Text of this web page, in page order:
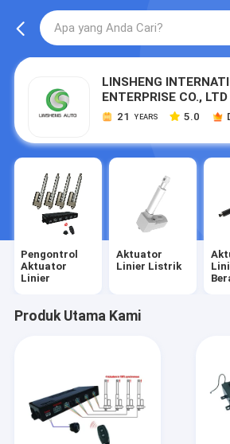
LINSHENG
ENTERPRISE CO., LTD
21 YEARS 5.0
Pengontrol
Aktuator
Linier
Aktuator
Linier Listrik
Produk Utama Kami